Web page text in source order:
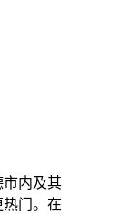
内及其
门。在